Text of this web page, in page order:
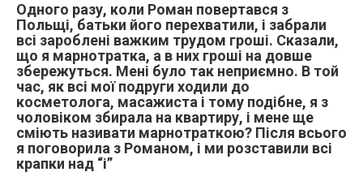
Одного разу, коли Роман повертався з
Польщі, батьки його перехватили, і забрали
всі зароблені важким трудом гроші. Сказали,
що я марнотратка, а в них гроші на довше
збережуться. Мені було так неприємно. В той
час, як всі мої подруги ходили до
косметолога, масажиста і тому подібне, я з
чоловіком збирала на квартиру, і мене ще
сміють називати марнотраткою? Після всього
я поговорила з Романом, і ми розставили всі
крапки над “і”